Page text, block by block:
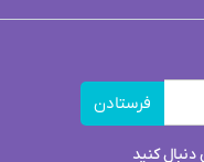
فرستادن
کنید